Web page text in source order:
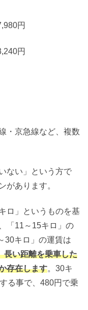
円
円
・京急線など、複数
ない」という方で
があります。
ロ」というものを基
「11～15キロ」の
30キロ」の運賃は
長い距離を乗車した
存在します。30キ
る事で、480円で乗